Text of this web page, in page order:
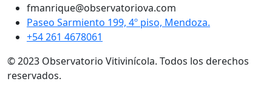
fmanrique@observatoriova.com
Paseo Sarmiento 199, 4º piso, Mendoza.
+54 261 4678061
© 2023 Observatorio Vitivinícola. Todos los derechos
reservados.